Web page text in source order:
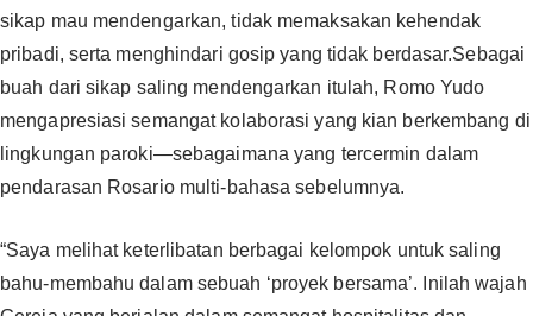
sikap mau mendengarkan, tidak memaksakan kehendak
pribadi, serta menghindari gosip yang tidak berdasar.Sebagai
buah dari sikap saling mendengarkan itulah, Romo Yudo
mengapresiasi semangat kolaborasi yang kian berkembang di
lingkungan paroki—sebagaimana yang tercermin dalam
pendarasan Rosario multi-bahasa sebelumnya.
“Saya melihat keterlibatan berbagai kelompok untuk saling
bahu-membahu dalam sebuah ‘proyek bersama’. Inilah wajah